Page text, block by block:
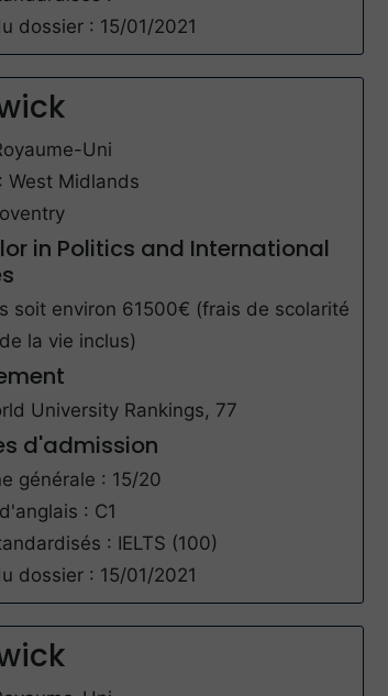
dossier : 15/01/2021
Uni
West Midlands
in Politics and International
soit environ 61500€ (frais de scolarité
la vie inclus)
University Rankings, 77
d'admission
générale : 15/20
: C1
: IELTS (100)
dossier : 15/01/2021